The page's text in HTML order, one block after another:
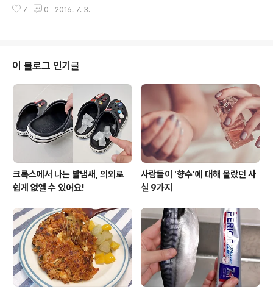
복에 도움이 되는 식품 6가지를 소개했습니다. 1. 아몬드아
맞지 않은 체리의 특급 효능 8가지를 소개합니다. 1. 심장
에 있는 노폐물이 증가되는 것을 억제해 주는 효과를 가지
고 있다. 체리에는 혈압과 심장 박동을 조절해주고 고혈압
과 뇌졸중의 위험을 줄여주는 '안토시아닌'과 '칼륨'이 풍부
하게 들어 있기 때문이다.또 나쁜 콜레스테롤 수치를 줄여
주는 '피토스테롤(Phytosterols)'이 들어 있어 평소 디저
트나 샐러드로 섭취하는 것이..
7 0 2016. 7. 3.
이 블로그 인기글
크록스에서 나는 발냄새, 의외로
쉽게 없앨 수 있어요!
사람들이 '향수'에 대해 몰랐던 사
실 9가지